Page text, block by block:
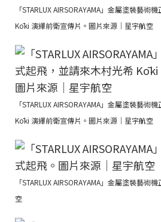
「STARLUX AIRSORAYAMA」金屬塗裝藝術
Kōki 演繹前衛宣傳片。圖片來源｜星宇航空
「STARLUX AIRSORAYAMA」金屬塗裝藝術
Kōki 演繹前衛宣傳片。圖片來源｜星宇航空
「STARLUX AIRSORAYAMA」金屬塗裝藝術
空